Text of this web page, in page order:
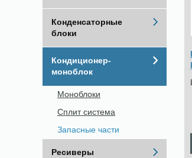
Конденсаторные
блоки
Кондиционер-
моноблок
Моноблоки
Сплит система
Запасные части
Ресиверы